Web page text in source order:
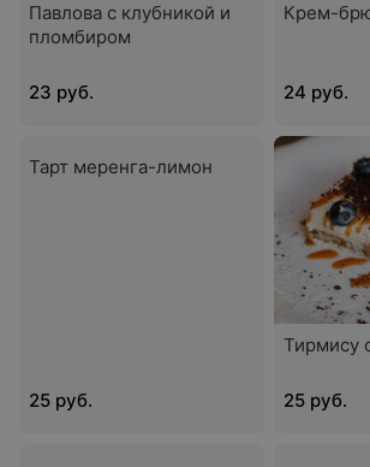
Павлова с клубникой и
пломбиром
23 руб.
Крем-
24 руб.
Тарт меренга-лимон
25 руб.
Тирмису
25 руб.